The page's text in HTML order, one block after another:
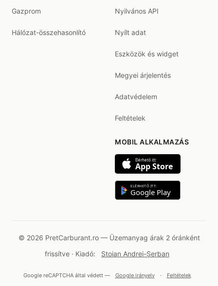
Gazprom
Hálózat-összehasonlító
Nyilvános API
Nyílt adat
Eszközök és widget
Megyei árjelentés
Adatvédelem
Feltételek
MOBIL ALKALMAZÁS
Elérhető itt:
App Store
ELÉRHETŐ ITT:
Google Play
© 2026 PretCarburant.ro — Üzemanyag árak 2 óránként
frissítve · Kiadó:
Stoian Andrei-Șerban
Google reCAPTCHA által védett — Google irányelv · Feltételek